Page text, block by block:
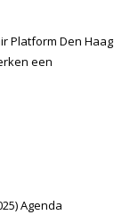
Platform Den Haag
een
Agenda